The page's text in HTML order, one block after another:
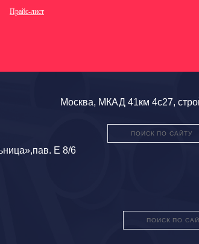
Прайс-лист
Москва, МКАД 41км 4с27,
Е 8/6